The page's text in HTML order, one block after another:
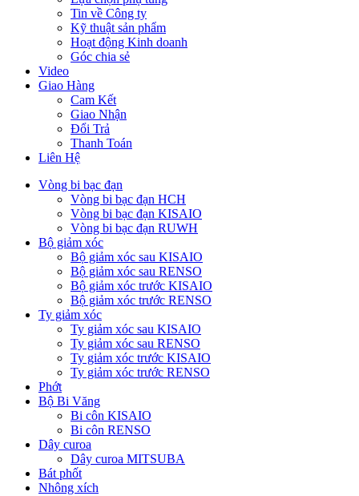
Tin về Công ty
Kỹ thuật sản phẩm
Hoạt động Kinh doanh
Góc chia sẻ
Video
Giao Hàng
Cam Kết
Giao Nhận
Đổi Trả
Thanh Toán
Liên Hệ
Vòng bi bạc đạn
Vòng bi bạc đạn HCH
Vòng bi bạc đạn KISAIO
Vòng bi bạc đạn RUWH
Bộ giảm xóc
Bộ giảm xóc sau KISAIO
Bộ giảm xóc sau RENSO
Bộ giảm xóc trước KISAIO
Bộ giảm xóc trước RENSO
Ty giảm xóc
Ty giảm xóc sau KISAIO
Ty giảm xóc sau RENSO
Ty giảm xóc trước KISAIO
Ty giảm xóc trước RENSO
Phớt
Bộ Bi Văng
Bi côn KISAIO
Bi côn RENSO
Dây curoa
Dây curoa MITSUBA
Bát phốt
Nhông xích